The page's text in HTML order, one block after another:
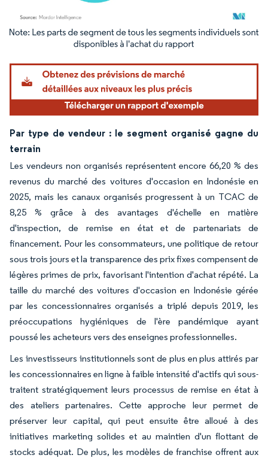
Image © Mordor Intelligence. La réutilisation nécessite une attribution sous CC BY
Par type de vendeur : le segment organisé gagne du
terrain
Les vendeurs non organisés représentent encore 66,20 % des
revenus du marché des voitures d'occasion en Indonésie en
2025, mais les canaux organisés progressent à un TCAC de
8,25 % grâce à des avantages d'échelle en matière
d'inspection, de remise en état et de partenariats de
financement. Pour les consommateurs, une politique de retour
sous trois jours et la transparence des prix fixes compensent de
légères primes de prix, favorisant l'intention d'achat répété. La
taille du marché des voitures d'occasion en Indonésie gérée
par les concessionnaires organisés a triplé depuis 2019, les
préoccupations hygiéniques de l'ère pandémique ayant
poussé les acheteurs vers des enseignes professionnelles.
Les investisseurs institutionnels sont de plus en plus attirés par
les concessionnaires en ligne à faible intensité d'actifs qui sous-
traitent stratégiquement leurs processus de remise en état à
des ateliers partenaires. Cette approche leur permet de
préserver leur capital, qui peut ensuite être alloué à des
initiatives marketing solides et au maintien d'un flottant de
stocks adéquat. De plus, les modèles de franchise offrent aux